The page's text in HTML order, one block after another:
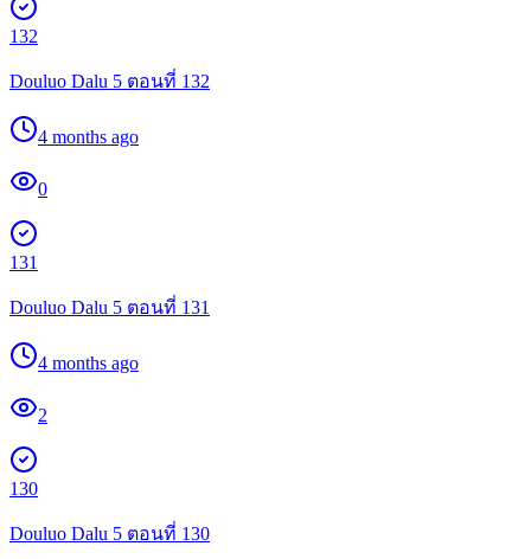
132
Douluo Dalu 5 ตอนที่ 132
4 months ago
0
131
Douluo Dalu 5 ตอนที่ 131
4 months ago
2
130
Douluo Dalu 5 ตอนที่ 130